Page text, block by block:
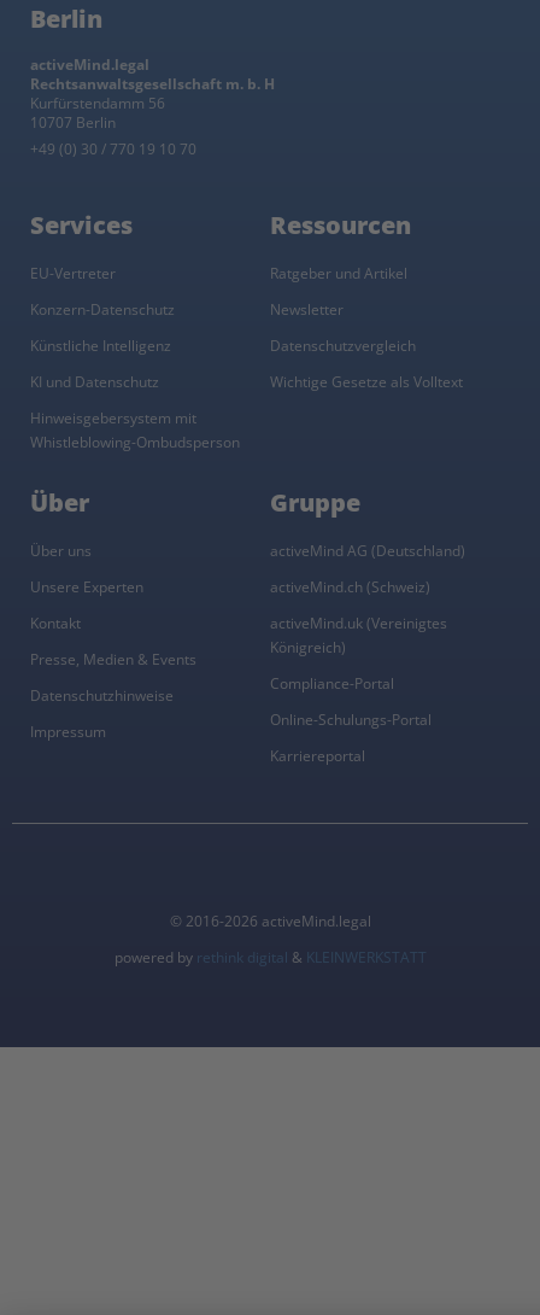
Berlin
activeMind.legal
Rechtsanwaltsgesellschaft m. b. H
Kurfürstendamm 56
10707 Berlin
+49 (0) 30 / 770 19 10 70
Services
EU-Vertreter
Konzern-Datenschutz
Künstliche Intelligenz
KI und Datenschutz
Hinweisgebersystem mit
Whistleblowing-Ombudsperson
Ressourcen
Ratgeber und Artikel
Newsletter
Datenschutzvergleich
Wichtige Gesetze als Volltext
Über
Über uns
Unsere Experten
Kontakt
Presse, Medien & Events
Datenschutzhinweise
Impressum
Gruppe
activeMind AG (Deutschland)
activeMind.ch (Schweiz)
activeMind.uk (Vereinigtes
Königreich)
Compliance-Portal
Online-Schulungs-Portal
Karriereportal
© 2016-2026 activeMind.legal
powered by rethink digital & KLEINWERKSTATT